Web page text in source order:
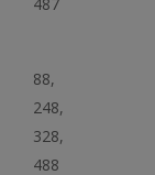
88,
248,
328,
488